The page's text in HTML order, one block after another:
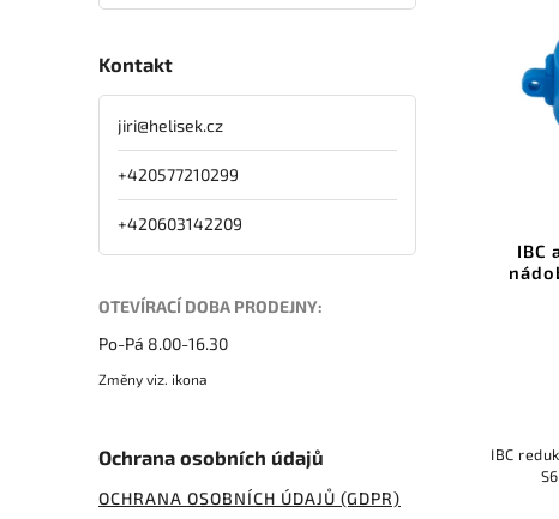
Kontakt
jiri@helisek.cz
+420577210299
+420603142209
OTEVÍRACÍ DOBA PRODEJNY:
Po-Pá 8.00-16.30
Změny viz. ikona
Ochrana osobních údajů
OCHRANA OSOBNÍCH ÚDAJŮ (GDPR)
IBC
IBC